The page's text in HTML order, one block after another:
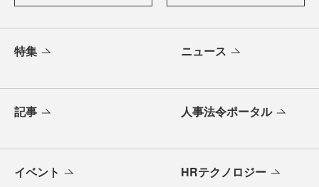
特集 ニュース
記事 人事法令ポータル
イベント HRテクノロジー